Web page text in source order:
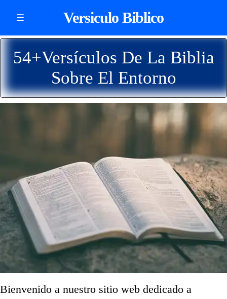
☰ Versiculo Biblico
54+Versículos De La Biblia
Sobre El Entorno
Bienvenido a nuestro sitio web dedicado a